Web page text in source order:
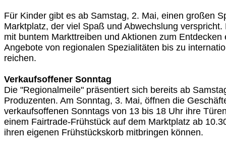
Für Kinder gibt es ab Samstag, 2. Mai, einen großen
Marktplatz, der viel Spaß und Abwechslung
mit buntem Markttreiben und Aktionen zum
Angebote von regionalen Spezialitäten bis zu
reichen.
Verkaufsoffener Sonntag
Die "Regionalmeile" präsentiert sich bereits ab
Produzenten. Am Sonntag, 3. Mai, öffnen die
verkaufsoffenen Sonntags von 13 bis 18 Uhr ihre
einem Fairtrade-Frühstück auf dem Marktplatz ab
ihren eigenen Frühstückskorb mitbringen können.